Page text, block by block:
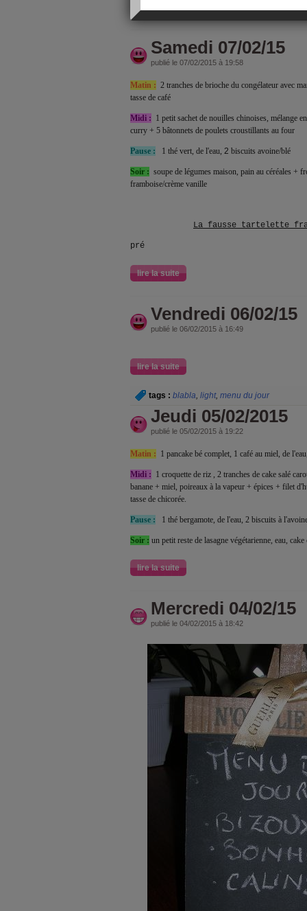
Samedi 07/02/15
publié le 07/02/2015 à 19:58
Matin : 2 tranches de brioche du congélateur avec
tasse de café
Midi : 1 petit sachet de nouilles chinoises, mélange
curry + 5 bâtonnets de poulets croustillants au four
Pause : 1 thé vert, de l'eau, 2 biscuits avoine/blé
Soir : soupe de légumes maison, pain au céréales +
framboise/crème vanille
La fausse tartelette
pré
lire la suite
Vendredi 06/02/15
publié le 06/02/2015 à 16:49
lire la suite
tags : blabla, light, menu du jour
Jeudi 05/02/2015
publié le 05/02/2015 à 19:22
Matin : 1 pancake bé complet, 1 café au miel, de
Midi : 1 croquette de riz , 2 tranches de cake salé
banane + miel, poireaux à la vapeur + épices + filet
tasse de chicorée.
Pause : 1 thé bergamote, de l'eau, 2 biscuits à
Soir : un petit reste de lasagne végétarienne, eau,
lire la suite
Mercredi 04/02/15
publié le 04/02/2015 à 18:42